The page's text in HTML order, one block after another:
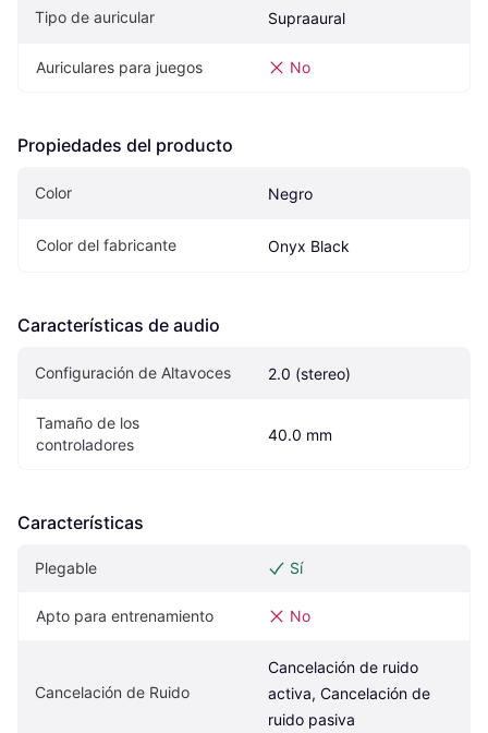
Tipo de auricular Supraaural
Auriculares para juegos No
Propiedades del producto
Color Negro
Color del fabricante Onyx Black
Características de audio
Configuración de Altavoces 2.0 (stereo)
Tamaño de los
controladores
40.0 mm
Características
Plegable Sí
Apto para entrenamiento No
Cancelación de Ruido
Cancelación de ruido
activa, Cancelación de
ruido pasiva